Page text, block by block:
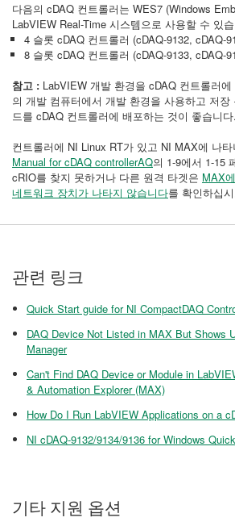
다음의 cDAQ 컨트롤러는 WES7 (Windows
LabVIEW Real-Time 시스템으로 사용할 수 있
4 슬롯 cDAQ 컨트롤러 (cDAQ-9132, cDAQ-
8 슬롯 cDAQ 컨트롤러 (cDAQ-9133, cDAQ-
참고 : LabVIEW 개발 환경을 cDAQ 컨트롤러
의 개발 컴퓨터에서 개발 환경을 사용하고 저
드를 cDAQ 컨트롤러에 배포하는 것이 좋습니다.
컨트롤러에 NI Linux RT가 있고 NI MAX에 나
Manual for cDAQ controllerAQ의 1-9에서 1-15
cRIO를 찾지 못하거나 다른 원격 타겟은 MAX
네트워크 장치가 나타지 않습니다를 확인하십
관련 링크
Quick Start guide for NI CompactDAQ
DAQ Device Not Listed in MAX But Shows
Manager
Can't Find DAQ Device or Module in
& Automation Explorer (MAX)
How Do I Run LabVIEW Applications on a
NI cDAQ-9132/9134/9136 for Windows
기타 지원 옵션